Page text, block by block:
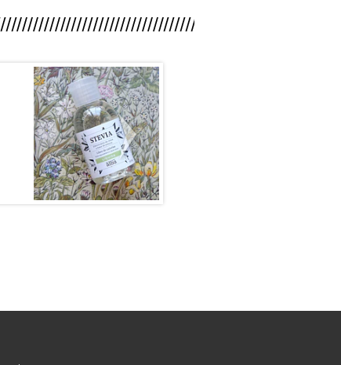
Stevia Pura
65 ml...
$6.990